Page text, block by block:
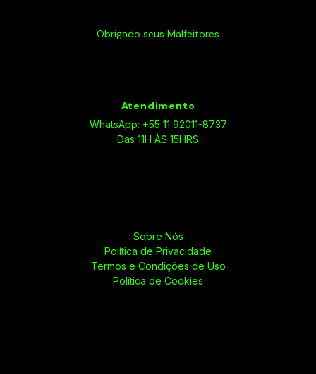
Obrigado seus Malfeitores
Atendimento
WhatsApp: +55 11 92011-8737
Das 11H ÀS 15HRS
Sobre Nós
Política de Privacidade
Termos e Condições de Uso
Política de Cookies